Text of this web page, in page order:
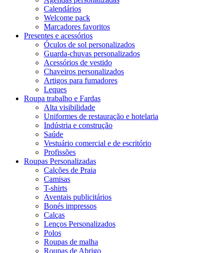
Calendários
Welcome pack
Marcadores favoritos
Presentes e acessórios
Óculos de sol personalizados
Guarda-chuvas personalizados
Acessórios de vestido
Chaveiros personalizados
Artigos para fumadores
Leques
Roupa trabalho e Fardas
Alta visibilidade
Uniformes de restauração e hotelaria
Indústria e construção
Saúde
Vestuário comercial e de escritório
Profissões
Roupas Personalizadas
Calções de Praia
Camisas
T-shirts
Aventais publicitários
Bonés impressos
Calças
Lenços Personalizados
Polos
Roupas de malha
Roupas de Abrigo